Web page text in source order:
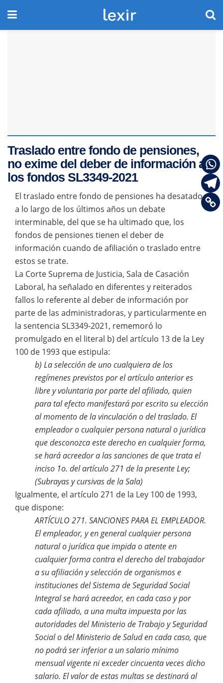
Traslado entre fondo de pensiones,
no exime del deber de información a
los fondos SL3349-2021
El traslado entre fondo de pensiones ha desatado
a lo largo de los últimos años un debate
interminable, del que se ha ultimado que, los
fondos de pensiones tienen el deber de
información cuando de afiliación o traslado entre
estos se trate.
La Corte Suprema de Justicia, Sala de Casación
Laboral, ha señalado en diferentes y reiterados
fallos lo referente al deber de información por
parte de las administradoras, y particularmente en
la sentencia SL3349-2021, rememoró lo
promulgado en el literal b) del artículo 13 de la Ley
100 de 1993 que estipula:
b) La selección de uno cualquiera de los
regímenes previstos por el artículo anterior es
libre y voluntaria por parte del afiliado, quien
para tal efecto manifestará por escrito su elección
al momento de la vinculación o del traslado. El
empleador o cualquier persona natural o jurídica
que desconozca este derecho en cualquier forma,
se hará acreedor a las sanciones de que trata el
inciso 1o. del artículo 271 de la presente Ley;
(Subrayas y cursivas de la Sala)
Igualmente, el artículo 271 de la Ley 100 de 1993,
que dispone:
ARTÍCULO 271. SANCIONES PARA EL EMPLEADOR.
El empleador, y en general cualquier persona
natural o jurídica que impida o atente en
cualquier forma contra el derecho del trabajador
a su afiliación y selección de organismos e
instituciones del Sistema de Seguridad Social
Integral se hará acreedor, en cada caso y por
cada afiliado, a una multa impuesta por las
autoridades del Ministerio de Trabajo y Seguridad
Social o del Ministerio de Salud en cada caso, que
no podrá ser inferior a un salario mínimo
mensual vigente ni exceder cincuenta veces dicho
salario. El valor de estas multas se destinará al